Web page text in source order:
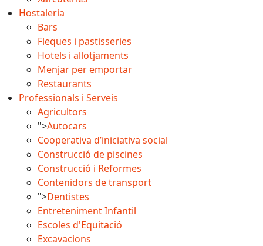
Hostaleria
Bars
Fleques i pastisseries
Hotels i allotjaments
Menjar per emportar
Restaurants
Professionals i Serveis
Agricultors
">Autocars
Cooperativa d’iniciativa social
Construcció de piscines
Construcció i Reformes
Contenidors de transport
">Dentistes
Entreteniment Infantil
Escoles d'Equitació
Excavacions